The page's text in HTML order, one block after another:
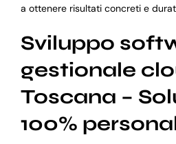
a ottenere risultati concreti e
Sviluppo
gestionale
Toscana –
100%